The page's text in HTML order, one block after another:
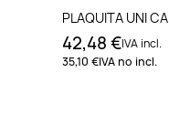
PLAQUITA UNI
42,48 €IVA incl.
35,10 €IVA no incl.